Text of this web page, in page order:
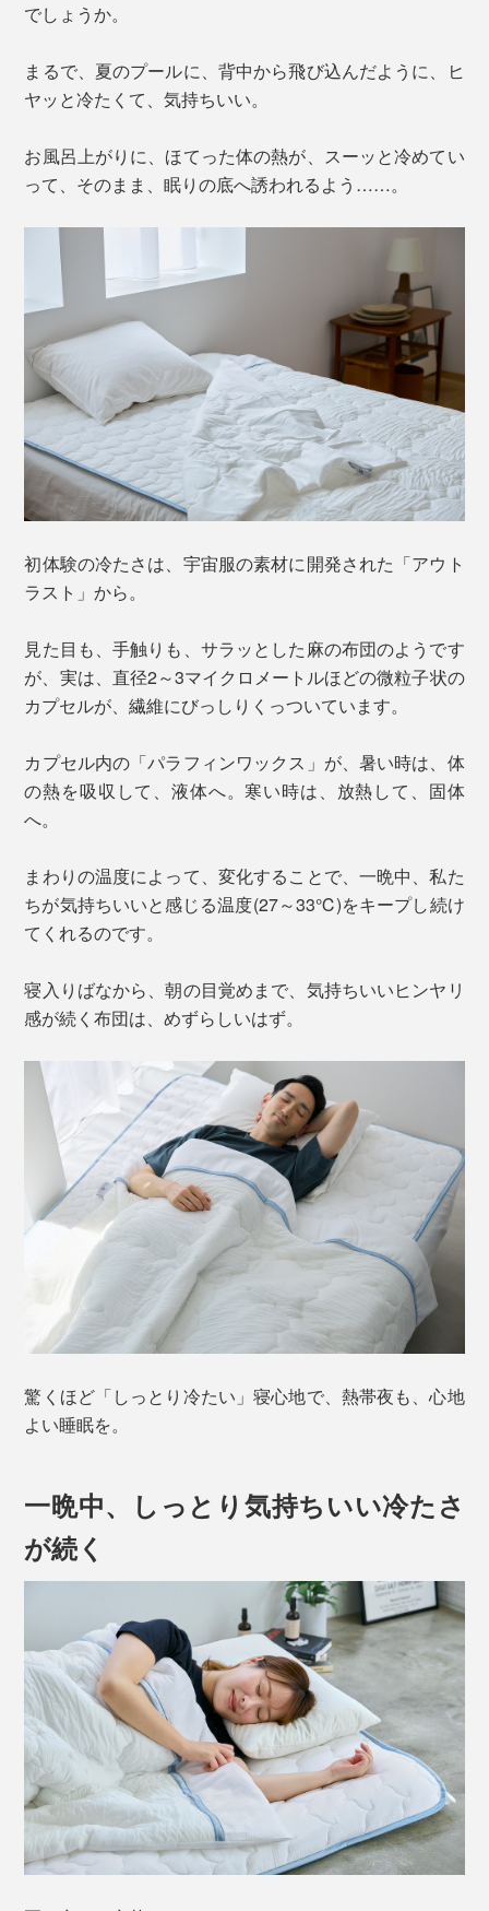
でしょうか。
まるで、夏のプールに、背中から飛び込んだように、ヒ
ヤッと冷たくて、気持ちいい。
お風呂上がりに、ほてった体の熱が、スーッと冷めてい
って、そのまま、眠りの底へ誘われるよう……。
初体験の冷たさは、宇宙服の素材に開発された「アウト
ラスト」から。
見た目も、手触りも、サラッとした麻の布団のようです
が、実は、直径2～3マイクロメートルほどの微粒子状の
カプセルが、繊維にびっしりくっついています。
カプセル内の「パラフィンワックス」が、暑い時は、体
の熱を吸収して、液体へ。寒い時は、放熱して、固体
へ。
まわりの温度によって、変化することで、一晩中、私た
ちが気持ちいいと感じる温度(27～33℃)をキープし続け
てくれるのです。
寝入りばなから、朝の目覚めまで、気持ちいいヒンヤリ
感が続く布団は、めずらしいはず。
驚くほど「しっとり冷たい」寝心地で、熱帯夜も、心地
よい睡眠を。
一晩中、しっとり気持ちいい冷たさ
が続く